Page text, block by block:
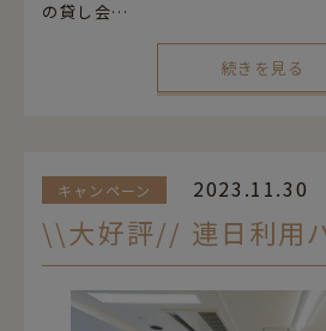
の貸し会…
続きを見る
キャンペーン 2023.11.30